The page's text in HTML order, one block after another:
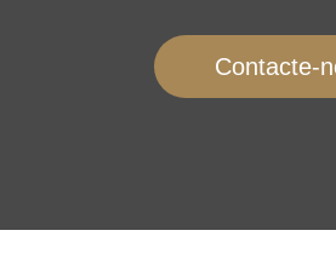
Contacte-